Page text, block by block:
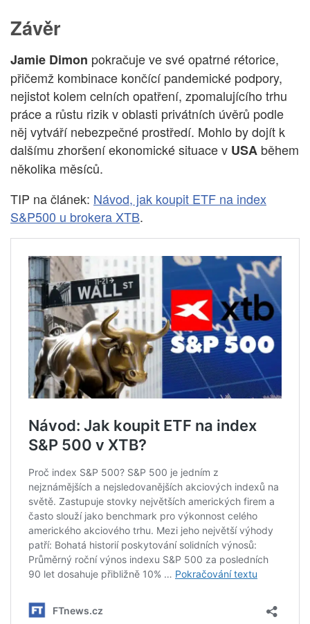
Závěr
Jamie Dimon pokračuje ve své opatrné rétorice,
přičemž kombinace končící pandemické podpory,
nejistot kolem celních opatření, zpomalujícího trhu
práce a růstu rizik v oblasti privátních úvěrů podle
něj vytváří nebezpečné prostředí. Mohlo by dojít k
dalšímu zhoršení ekonomické situace v USA během
několika měsíců.
TIP na článek: Návod, jak koupit ETF na index
S&P500 u brokera XTB.